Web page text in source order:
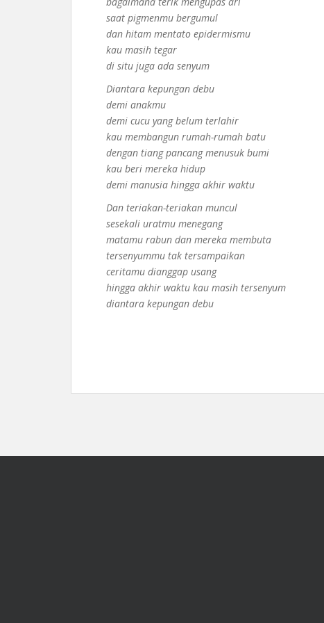
saat pigmenmu bergumul
dan hitam mentato epidermismu
kau masih tegar
di situ juga ada senyum
Diantara kepungan debu
demi anakmu
demi cucu yang belum terlahir
kau membangun rumah-rumah batu
dengan tiang pancang menusuk bumi
kau beri mereka hidup
demi manusia hingga akhir waktu
Dan teriakan-teriakan muncul
sesekali uratmu menegang
matamu rabun dan mereka membuta
tersenyummu tak tersampaikan
ceritamu dianggap usang
hingga akhir waktu kau masih tersenyum
diantara kepungan debu